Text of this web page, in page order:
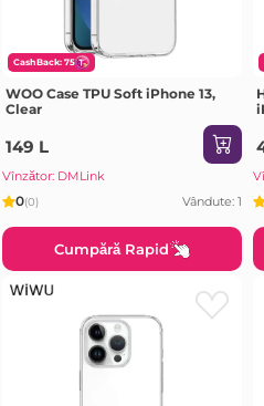
CashBack: 75
WOO Case TPU Soft iPhone 13,
Clear
149 L
Vînzător: DMLink
0(0) Vândute: 1
Cumpără Rapid